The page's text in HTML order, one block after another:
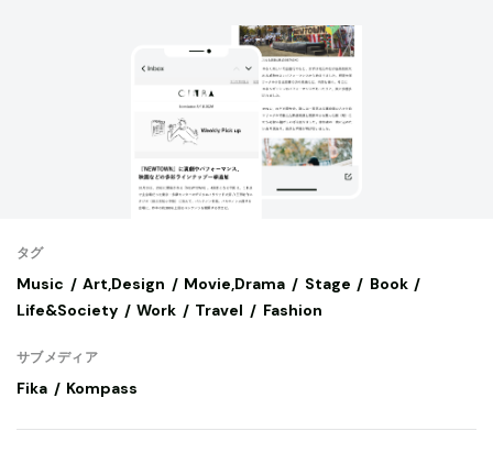
タグ
Music Art,Design Movie,Drama Stage
Book
Life&Society
Work Travel Fashion
サブメディア
Fika Kompass